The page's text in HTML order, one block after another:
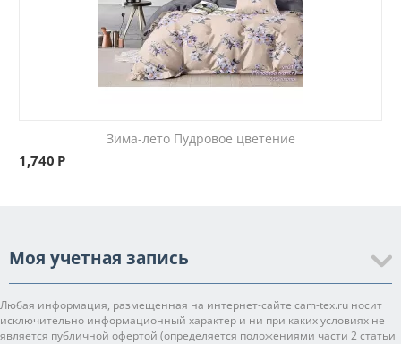
Зима-лето Пудровое цветение
1,740 Р
Моя учетная запись
Любая информация, размещенная на интернет-сайте cam-tex.ru носит
исключительно информационный характер и ни при каких условиях не
является публичной офертой (определяется положениями части 2 статьи